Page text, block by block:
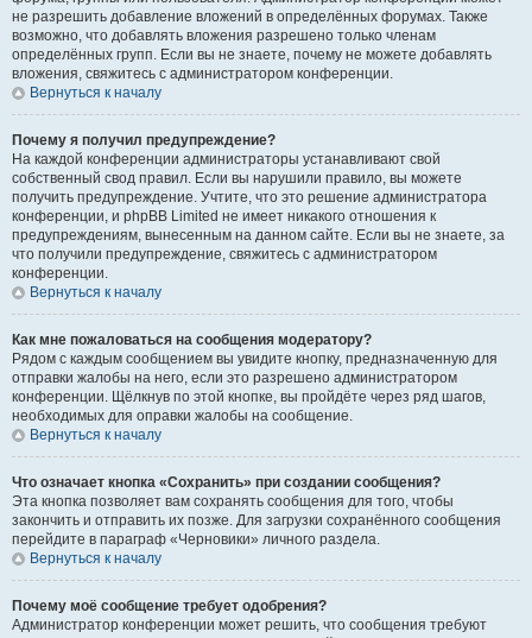
не разрешить добавление вложений в определённых форумах. Также
возможно, что добавлять вложения разрешено только членам
определённых групп. Если вы не знаете, почему не можете добавлять
вложения, свяжитесь с администратором конференции.
Вернуться к началу
Почему я получил предупреждение?
На каждой конференции администраторы устанавливают свой
собственный свод правил. Если вы нарушили правило, вы можете
получить предупреждение. Учтите, что это решение администратора
конференции, и phpBB Limited не имеет никакого отношения к
предупреждениям, вынесенным на данном сайте. Если вы не знаете, за
что получили предупреждение, свяжитесь с администратором
конференции.
Вернуться к началу
Как мне пожаловаться на сообщения модератору?
Рядом с каждым сообщением вы увидите кнопку, предназначенную для
отправки жалобы на него, если это разрешено администратором
конференции. Щёлкнув по этой кнопке, вы пройдёте через ряд шагов,
необходимых для оправки жалобы на сообщение.
Вернуться к началу
Что означает кнопка «Сохранить» при создании сообщения?
Эта кнопка позволяет вам сохранять сообщения для того, чтобы
закончить и отправить их позже. Для загрузки сохранённого сообщения
перейдите в параграф «Черновики» личного раздела.
Вернуться к началу
Почему моё сообщение требует одобрения?
Администратор конференции может решить, что сообщения требуют